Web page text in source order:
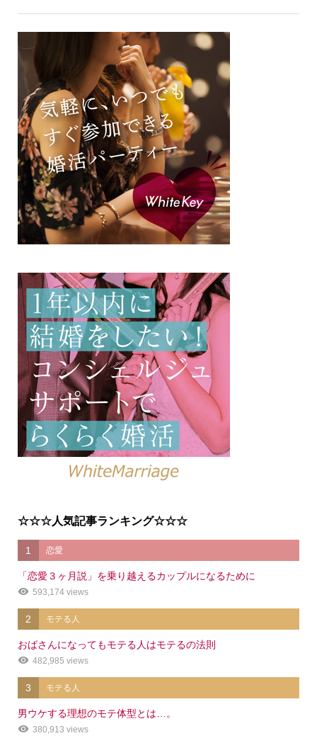
☆☆☆人気記事ランキング☆☆☆
1 恋愛
「恋愛３ヶ月説」を乗り越えるカップルになるために
593,174 views
2 モテる人
おばさんになってもモテる人はモテるの法則
482,985 views
3 モテる人
男ウケする理想のモテ体型とは…。
380,913 views